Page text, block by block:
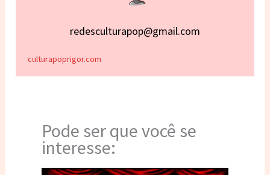
redesculturapop@gmail.com
culturapoprigor.com
Pode ser que você se
interesse: